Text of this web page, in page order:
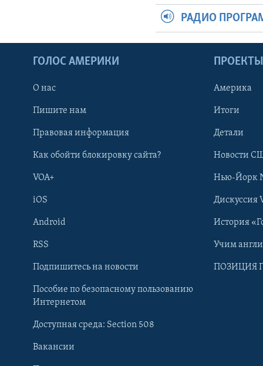
Learning English
РАДИО
ГОЛОС АМЕРИКИ
О нас
Пишите нам
Правовая информация
Как обойти блокировку сайта?
VOA+
iOS
Android
RSS
Подпишитесь на новости
Пособие по безопасному пользованию
Интернетом
Доступная среда: Section 508
Вакансии
ПРОЕКТЫ
Америка
Итоги
Детали
Новости
Нью-Йорк
Дискуссия
История
Учим
ПОЗИЦИЯ